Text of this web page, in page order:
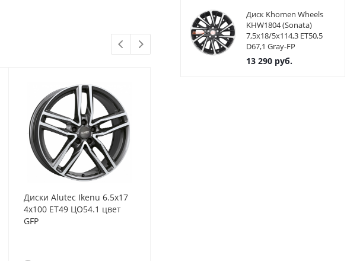
Диски Alutec Ikenu 6.5x17
4x100 ET49 ЦО54.1 цвет
GFP
Диск Khomen Wheels
KHW1804 (Sonata)
7,5x18/5x114,3 ET50,5
D67,1 Gray-FP
13 290руб.